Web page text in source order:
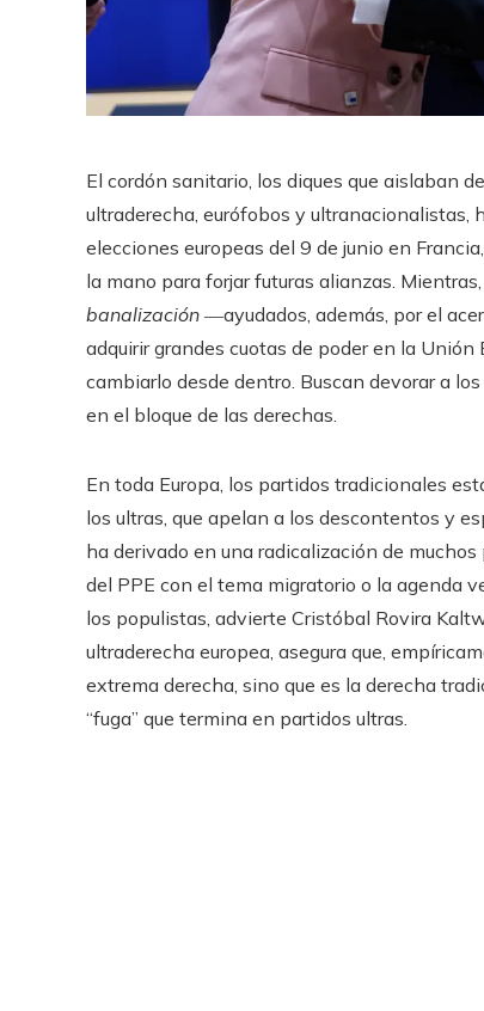
El cordón sanitario, los diques que aislaban
ultraderecha, eurófobos y ultranacionalistas,
elecciones europeas del 9 de junio en
la mano para forjar futuras alianzas.
banalización ―ayudados, además, por el
adquirir grandes cuotas de poder en la
cambiarlo desde dentro. Buscan devorar a
en el bloque de las derechas.
En toda Europa, los partidos tradicionales
los ultras, que apelan a los descontentos y
ha derivado en una radicalización de
del PPE con el tema migratorio o la agenda
los populistas, advierte Cristóbal Rovira
ultraderecha europea, asegura que,
extrema derecha, sino que es la derecha
“fuga” que termina en partidos ultras.